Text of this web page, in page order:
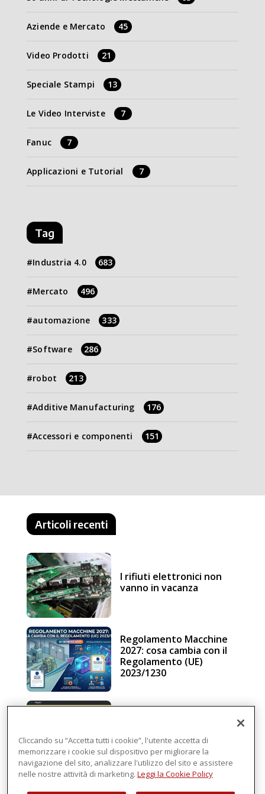
Aziende e Mercato 45
Video Prodotti 21
Speciale Stampi 13
Le Video Interviste 7
Fanuc 7
Applicazioni e Tutorial 7
Tag
Industria 4.0 683
Mercato 496
automazione 333
Software 286
robot 213
Additive Manufacturing 176
Accessori e componenti 151
Articoli recenti
I rifiuti elettronici non
vanno in vacanza
Regolamento Macchine
2027: cosa cambia con il
Regolamento (UE)
2023/1230
intelligenza in cloud
Cliccando su “Accetta tutti i cookie”, l'utente accetta di
memorizzare i cookie sul dispositivo per migliorare la
navigazione del sito, analizzare l'utilizzo del sito e assistere
nelle nostre attività di marketing. Leggi la Cookie Policy